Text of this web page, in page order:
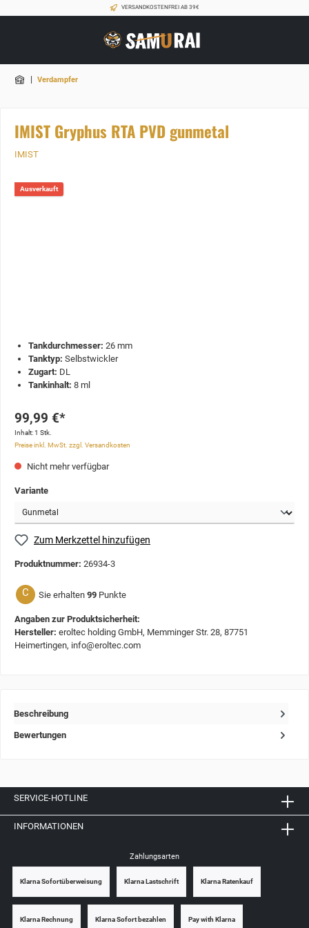
VERSANDKOSTENFREI AB 39€
| Verdampfer
IMIST Gryphus RTA PVD gunmetal
IMIST
Ausverkauft
Tankdurchmesser: 26 mm
Tanktyp: Selbstwickler
Zugart: DL
Tankinhalt: 8 ml
99,99 €*
Inhalt:1 Stk.
Preise inkl. MwSt. zzgl. Versandkosten
Nicht mehr verfügbar
Variante
Zum Merkzettel hinzufügen
Produktnummer: 26934-3
C Sie erhalten 99 Punkte
Angaben zur Produktsicherheit:
Hersteller: eroltec holding GmbH, Memminger Str. 28, 87751
Heimertingen, info@eroltec.com
Beschreibung
Bewertungen
SERVICE-HOTLINE
INFORMATIONEN
Zahlungsarten
Klarna Sofortüberweisung Klarna Lastschrift Klarna Ratenkauf
Klarna Rechnung Klarna Sofort bezahlen Pay with Klarna